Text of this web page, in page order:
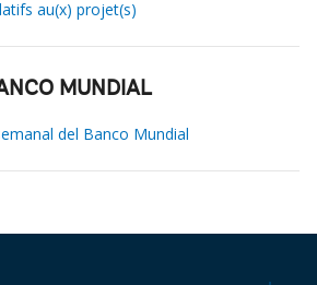
au(x) projet(s)
MUNDIAL
del Banco Mundial